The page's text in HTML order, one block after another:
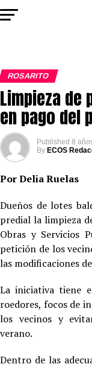
ROSARITO
Limpieza
en pago del
Published 8
By ECOS
Por Delia Ruelas
Dueños de lotes
predial la limpieza
Obras y Servicios
petición de los
las modificaciones
La iniciativa tiene
roedores, focos de
los vecinos y
verano.
Dentro de las